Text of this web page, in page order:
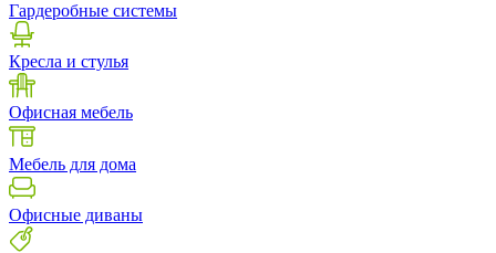
Гардеробные системы
Кресла и стулья
Офисная мебель
Мебель для дома
Офисные диваны